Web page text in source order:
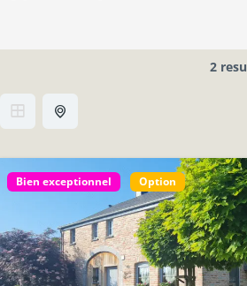
2
Bien exceptionnel Option